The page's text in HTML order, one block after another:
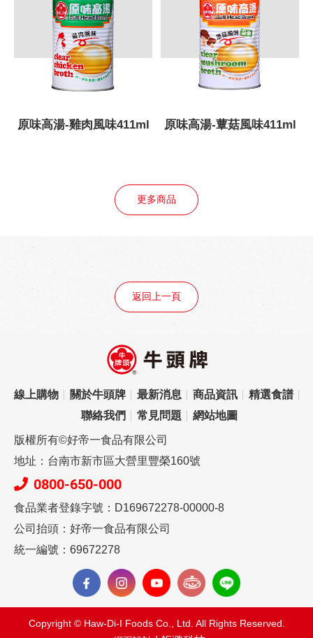
原味高湯-雞肉風味411ml 原味高湯-蕈菇風味411ml
更多商品
返回上一頁
線上購物 關於牛頭牌 最新消息 商品資訊
精選食譜
聯絡我們
常見問題 網站地圖
版權所有©好帝一食品有限公司
地址：台南市新市區大營里豐榮160號
0800-650-000
食品業者登錄字號：D169672278-00000-8
公司抬頭：好帝一食品有限公司
統一編號：69672278
Copyright © Haw-Di-I Foods Co., Ltd. All Rights Reserved.